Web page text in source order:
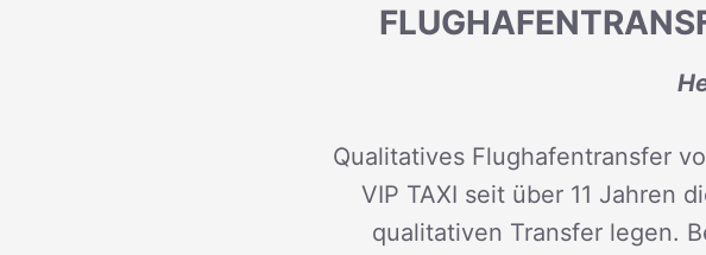
Qualitatives Flughafentransfer
VIP TAXI seit über 11 Jahren
qualitativen Transfer legen.